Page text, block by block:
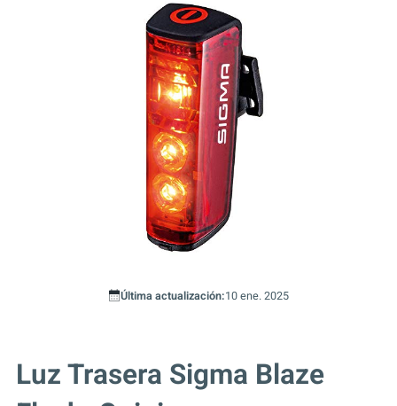
Última actualización:10 ene. 2025
Luz Trasera Sigma Blaze